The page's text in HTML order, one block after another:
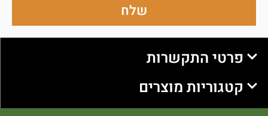
שלח
פרטי התקשרות
קטגוריות מוצרים